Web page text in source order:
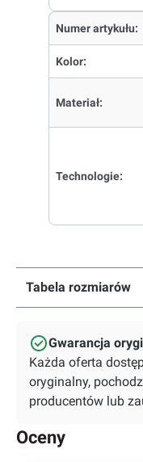
Numer artykułu:
Kolor:
Materiał:
Technologie:
Tabela rozmiarów
Gwarancja
Każda oferta
oryginalny,
producentów lub
Oceny